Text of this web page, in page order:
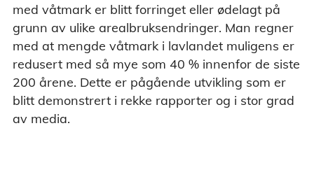
med våtmark er blitt forringet eller ødelagt på
grunn av ulike arealbruksendringer. Man regner
med at mengde våtmark i lavlandet muligens er
redusert med så mye som 40 % innenfor de siste
200 årene. Dette er pågående utvikling som er
blitt demonstrert i rekke rapporter og i stor grad
av media.